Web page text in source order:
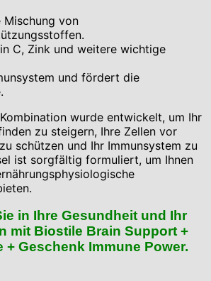
Mischung von
C, Zink und weitere wichtige
und fördert die
wurde entwickelt, um Ihr
zu steigern, Ihre Zellen vor
schützen und Ihr Immunsystem zu
ist sorgfältig formuliert, um Ihnen
in Ihre Gesundheit und Ihr
mit Biostile Brain Support +
+ Geschenk Immune Power.